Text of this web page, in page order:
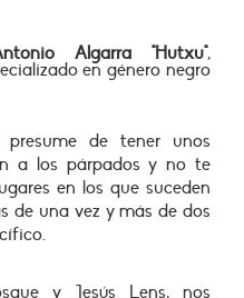
Algarra "Hutxu",
en género negro
presume de tener unos
a los párpados y no te
en los que suceden
de una vez y más de dos
y Jesús Lens, nos